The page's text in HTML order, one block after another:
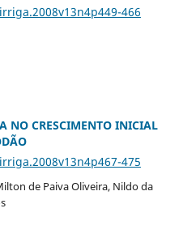
466
NO CRESCIMENTO INICIAL
475
de Paiva Oliveira, Nildo da